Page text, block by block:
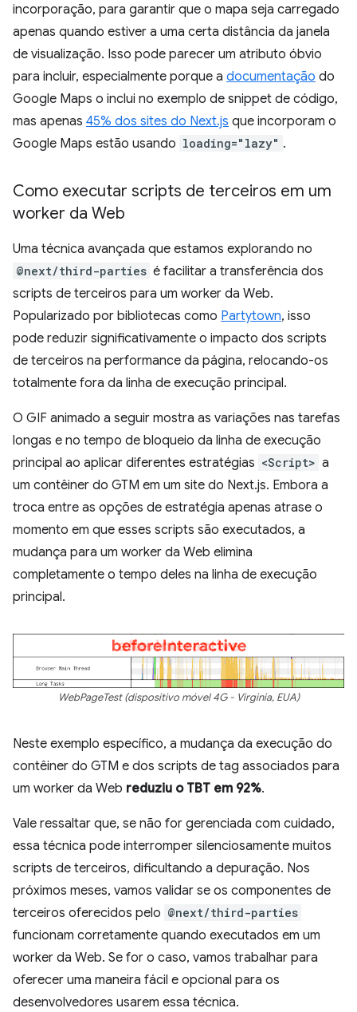
incorporação, para garantir que o mapa seja carregado
apenas quando estiver a uma certa distância da janela
de visualização. Isso pode parecer um atributo óbvio
para incluir, especialmente porque a documentação do
Google Maps o inclui no exemplo de snippet de código,
mas apenas 45% dos sites do Next.js que incorporam o
Google Maps estão usando loading="lazy" .
Como executar scripts de terceiros em um
worker da Web
Uma técnica avançada que estamos explorando no
@next/third-parties é facilitar a transferência dos
scripts de terceiros para um worker da Web.
Popularizado por bibliotecas como Partytown, isso
pode reduzir significativamente o impacto dos scripts
de terceiros na performance da página, relocando-os
totalmente fora da linha de execução principal.
O GIF animado a seguir mostra as variações nas tarefas
longas e no tempo de bloqueio da linha de execução
principal ao aplicar diferentes estratégias <Script> a
um contêiner do GTM em um site do Next.js. Embora a
troca entre as opções de estratégia apenas atrase o
momento em que esses scripts são executados, a
mudança para um worker da Web elimina
completamente o tempo deles na linha de execução
principal.
WebPageTest (dispositivo móvel 4G - Virginia, EUA)
Neste exemplo específico, a mudança da execução do
contêiner do GTM e dos scripts de tag associados para
um worker da Web reduziu o TBT em 92%.
Vale ressaltar que, se não for gerenciada com cuidado,
essa técnica pode interromper silenciosamente muitos
scripts de terceiros, dificultando a depuração. Nos
próximos meses, vamos validar se os componentes de
terceiros oferecidos pelo @next/third-parties
funcionam corretamente quando executados em um
worker da Web. Se for o caso, vamos trabalhar para
oferecer uma maneira fácil e opcional para os
desenvolvedores usarem essa técnica.